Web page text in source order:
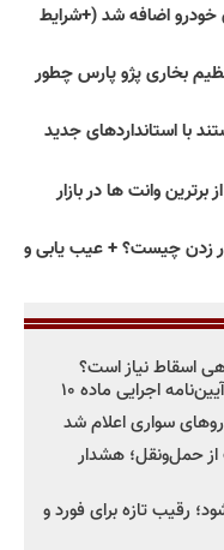
خودرو اضافه شد (+شرایط
بخاری پژو پارس چطور
با استانداردهای جدید
وانت ها در ایران: معرفی 25 تا از برترین وانت ها در بازار
زدن چیست؟ + عیب یابی و
اسقاط نیاز است؟
سواری اعلام شد
از حمل‌ونقل؛ هشدار
رقیب تازه برای فورد و